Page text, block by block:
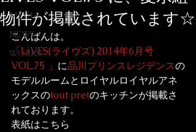
MEDIA
NEWS
WORKS
物件が掲載されています☆
こんばんは。
「LiVES(ライヴズ) 2014年6月号
VOL.75 」 に品川プリンスレジデンスの
モデルルームとロイヤルロイヤルアネ
ックスのtout pretのキッチンが掲載さ
れております。
表紙はこちら